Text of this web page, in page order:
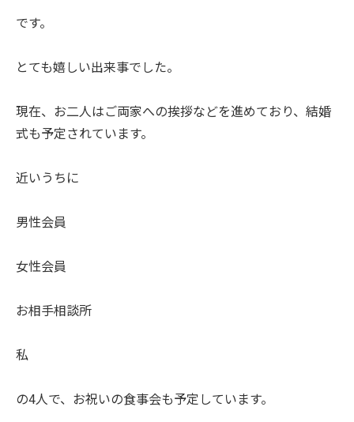
です。
とても嬉しい出来事でした。
現在、お二人はご両家への挨拶などを進めており、結婚
式も予定されています。
近いうちに
男性会員
女性会員
お相手相談所
私
の4人で、お祝いの食事会も予定しています。